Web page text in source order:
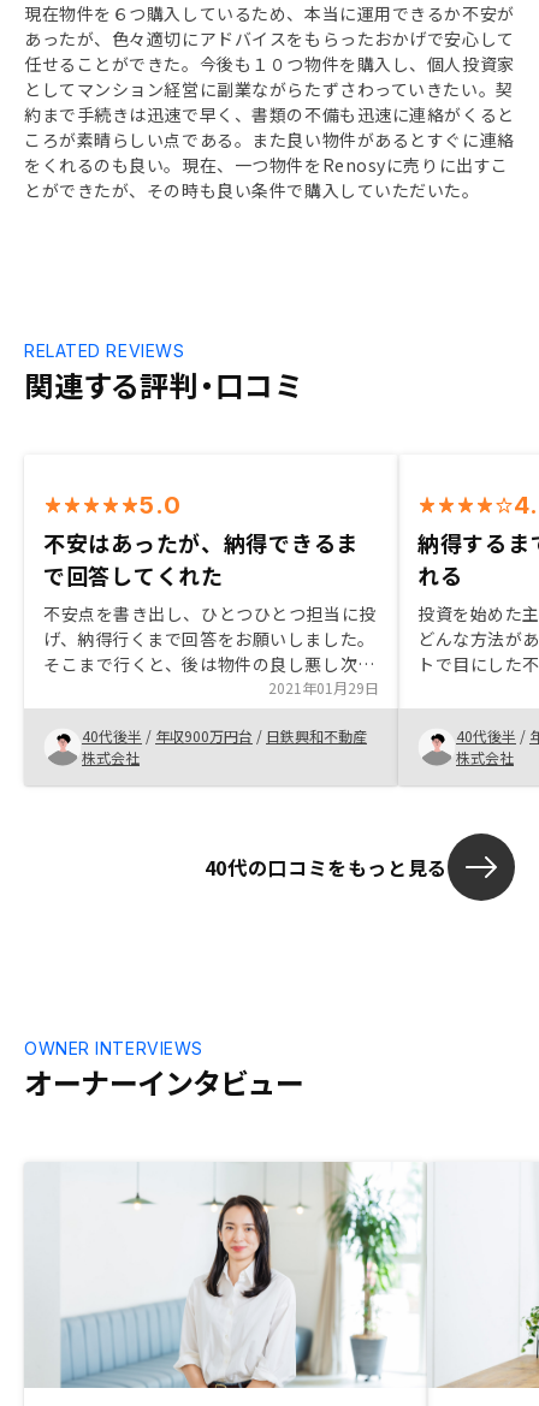
現在物件を６つ購入しているため、本当に運用できるか不安が
あったが、色々適切にアドバイスをもらったおかげで安心して
任せることができた。今後も１０つ物件を購入し、個人投資家
としてマンション経営に副業ながらたずさわっていきたい。契
約まで手続きは迅速で早く、書類の不備も迅速に連絡がくると
ころが素晴らしい点である。また良い物件があるとすぐに連絡
をくれるのも良い。現在、一つ物件をRenosyに売りに出すこ
とができたが、その時も良い条件で購入していただいた。
関連する評判・口コミ
RELATED REVIEWS
5.0
不安はあったが、納得できるま
で回答してくれた
不安点を書き出し、ひとつひとつ担当に投
げ、納得行くまで回答をお願いしました。
そこまで行くと、後は物件の良し悪し次第
でGOという判断に至りました。途中で担
当が変わると、やはり気持ち的に不安感が
増すので、一貫して同じ担当がセールスを
行う方が好感が持てる。
2021年01月29日
40代後半 / 年収900万円台 / 日鉄興和不動産
株式会社
納得するま
れる
投資を始めた
どんな方法が
トで目にした
RENOSYにア
とりを経て購
討している方
由がないと言
40代後半 /
株式会社
40代の口コミをもっと見る
オーナーインタビュー
OWNER INTERVIEWS